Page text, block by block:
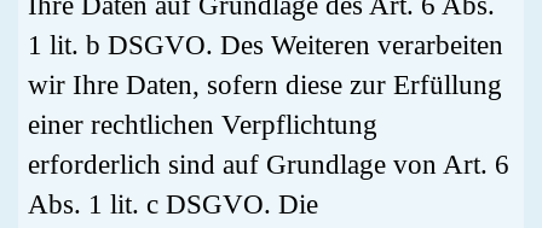
1 lit. b DSGVO. Des Weiteren verarbeiten
wir Ihre Daten, sofern diese zur Erfüllung
einer rechtlichen Verpflichtung
erforderlich sind auf Grundlage von Art. 6
Abs. 1 lit. c DSGVO. Die